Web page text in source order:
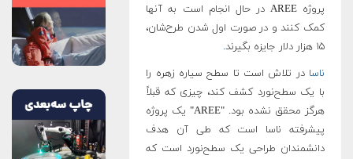
پروژه AREE در حال انجام است به آنها
کمک کنند و در صورت اول شدن طرح‌شان،
۱۵ هزار دلار جایزه بگیرند
.
ناسادر تلاش است تا سطح سیاره زهره را
با یک سطح‌نورد کشف کند، چیزی که قبلاً
هرگز محقق نشده بود. "AREE" یک پروژه
پیشرفته ناسا است که طی آن هدف
دانشمندان طراحی یک سطح‌نورد است که